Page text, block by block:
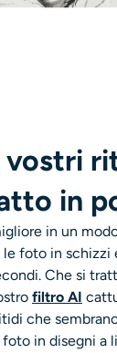
in
in un
foto in schizzi
Che si
filtro AI
che
in disegni a